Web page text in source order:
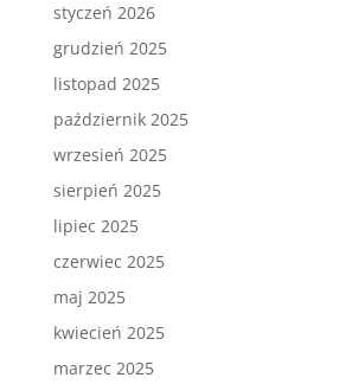
styczeń 2026
grudzień 2025
listopad 2025
październik 2025
wrzesień 2025
sierpień 2025
lipiec 2025
czerwiec 2025
maj 2025
kwiecień 2025
marzec 2025